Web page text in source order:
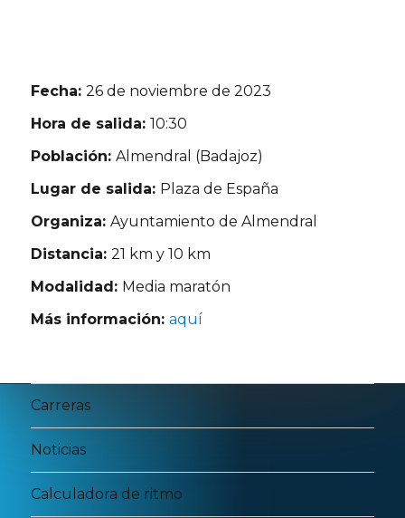
Fecha:26 de noviembre de 2023
Hora de salida:10:30
Población:Almendral (Badajoz)
Lugar de salida: Plaza de España
Organiza:Ayuntamiento de Almendral
Distancia:21 km y 10 km
Modalidad: Media maratón
Más información:aquí
Carreras
Noticias
Calculadora de ritmo